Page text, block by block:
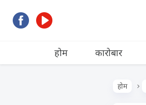
होम कारोबार
होम